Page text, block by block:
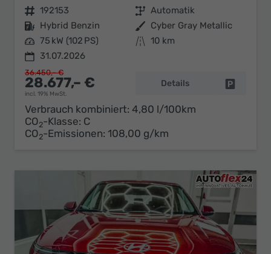
Fahrzeugnr. 192153 Getriebe Automatik
Kraftstoff Hybrid Benzin Außenfarbe Cyber Gray Metallic
Leistung 75 kW (102 PS) Kilometerstand 10 km
31.07.2026
28.677,– €
incl. 19% MwSt.
36.450,– €
Details
Verbrauch kombiniert: 4,80 l/100km
CO2-Klasse: C
CO2-Emissionen: 108,00 g/km